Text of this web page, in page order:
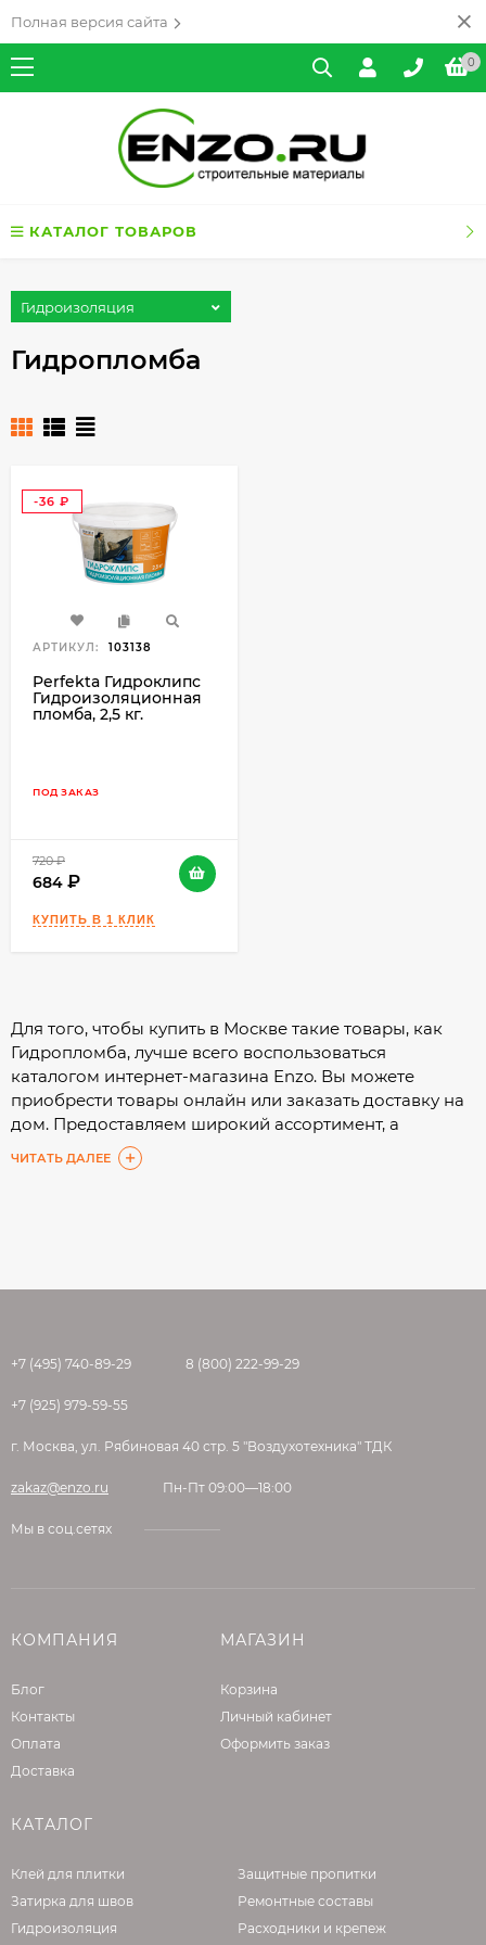
Полная версия сайта
0
КАТАЛОГ ТОВАРОВ
Гидроизоляция
Гидропломба
-36
АРТИКУЛ: 103138
Perfekta Гидроклипс
Гидроизоляционная
пломба, 2,5 кг.
ПОД ЗАКАЗ
720
684
Для того, чтобы купить в Москве такие товары, как
Гидропломба, лучше всего воспользоваться
каталогом интернет-магазина Enzo. Вы можете
приобрести товары онлайн или заказать доставку на
дом. Предоставляем широкий ассортимент, а
подробные характеристики помогут Вам сделать
выбор с минимальными затратами времени.
ЧИТАТЬ ДАЛЕЕ
+7 (495) 740-89-29 8 (800) 222-99-29
+7 (925) 979-59-55
г. Москва, ул. Рябиновая 40 стр. 5 "Воздухотехника" ТДК
zakaz@enzo.ru Пн-Пт 09:00—18:00
Мы в соц.сетях
КОМПАНИЯ
Блог
Контакты
Оплата
Доставка
МАГАЗИН
Корзина
Личный кабинет
Оформить заказ
КАТАЛОГ
Клей для плитки
Затирка для швов
Гидроизоляция
Защитные пропитки
Ремонтные составы
Расходники и крепеж